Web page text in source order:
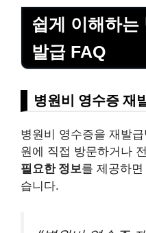
쉽게 이해하는
발급 FAQ
병원비 영수증 재
병원비 영수증을 재발
원에 직접 방문하거나
필요한 정보를 제공하
습니다.